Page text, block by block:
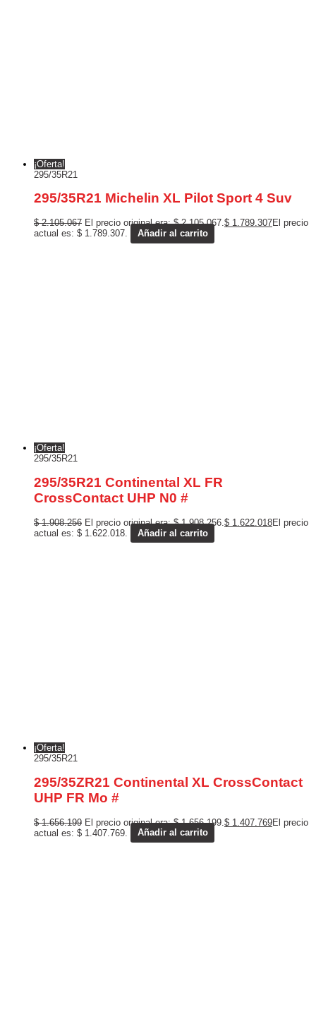
¡Oferta!
295/35R21
295/35R21 Michelin XL Pilot Sport 4 Suv
$2.105.067 El precio original era: $ 2.105.067.$ 1.789.307El precio
actual es: $ 1.789.307.
Añadir al carrito
¡Oferta!
295/35R21
295/35R21 Continental XL FR
CrossContact UHP N0 #
$1.908.256 El precio original era: $ 1.908.256.$ 1.622.018El precio
actual es: $ 1.622.018.
Añadir al carrito
¡Oferta!
295/35R21
295/35ZR21 Continental XL CrossContact
UHP FR Mo #
$1.656.199 El precio original era: $ 1.656.199. $ 1.407.769El precio
actual es: $ 1.407.769.
Añadir al carrito